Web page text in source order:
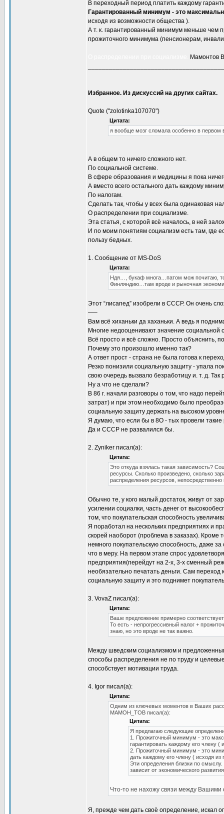
В переходный период платить каждому
Гарантированный минимум - это
исходя из возможности общества ).
А т. к. гарантированный минимум меньше чем
прожиточного минимума (пенсионерам,
Мамонтов
Избранное. Из дискуссий на других сайтах.
Quote ("zolotinka107070")
Цитата:
я вообще мозг сломала особенно в
А в общем то ничего сложного нет.
По социальной системе.
В сфере образования и медицины я пока
А вместо всего остального дать каждому
По налогам.
Сделать так, чтобы у всех была одинаковая
О распределении при социализме.
Эта статья, с которой всё началось, в ней
И по моим понятиям социализм есть там, где
пользу бедных.
1. Сообщение от MS-DoS
Цитата:
Ндя…, букаф многа…патом мож почитаю,
Финляндию…там вроде и рыночная
Этот “лисапед” изобрели в СССР. Он очень
—–
Вам всё хиханьки да хаханьки. А ведь я
Многие недооценивают значение социальной
Всё просто и всё сложно. Просто объяснить,
Почему это произошло именно так?
А ответ прост - страна не была готова к
Резко понизили социальную защиту - упала
свою очередь вызвало безработицу и. т. д. Так
Ну а что не сделали?
В 86 г. начали разговоры о том, что надо
затрат) и при этом необходимо было
социальную защиту держать на высоком
Я думаю, что если бы в 8О - тых провели
Да и СССР не развалился бы.
2. Zyniker писал(а):
Цитата:
Это откуда взялась такая зависимость?
ресурсы. Сколько произведено, сколько
распределения ресурсов,
Обычно те, у кого малый достаток, живут от
усилении социалки, часть денег от
том, что покупательская способность
Я поработал на нескольких предприятиях и
скорей наоборот (проблема в заказах). Кроме
немного покупательскую способность, даже
что в меру. На первом этапе спрос
предприятия(перейдут на 2-х, 3-х сменный
необязательно печатать деньги. Сам
социальную защиту и это поднимет
3. VovaZ писал(а):
Цитата:
Ваше предложение примерно
То есть - непрогрессивный налог +
знаю, но это вроде не так важно.
Между шведским социализмом и
способы распределения не по труду и
способствует мотивации труда.
4. Igor писал(а):
Цитата:
Одним из ключевых моментов в Ваших
MAMOH_TOB писал(а):
Цитата:
Я предлагаю следующие
1. Прожиточный минимум - это
гарантировать каждому его члену
2. Прожиточный минимум - это
дать каждому его члену ( исходя
Эти определения близки по
зависит от экономического
Что-то не нахожу связи между
Я, прежде чем дать своё определение, искал